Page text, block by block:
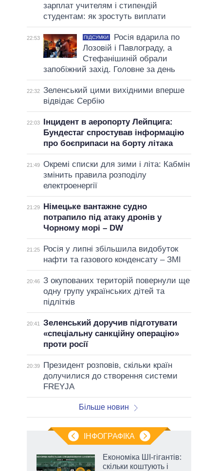
зарплат учителям і стипендій
студентам: як зростуть виплати
22:53 ПІДСУМКИ
Росія вдарила по
Лозовій і Павлограду, а
Стефанішиній обрали
запобіжний захід. Головне за день
22:32 Зеленський цими вихідними вперше
відвідає Сербію
22:03
Інцидент в аеропорту Лейпцига:
Бундестаг спростував інформацію
про боєприпаси на борту літака
21:49 Окремі списки для зими і літа: Кабмін
змінить правила розподілу
електроенергії
21:29
Німецьке вантажне судно
потрапило під атаку дронів у
Чорному морі – DW
21:25
Росія у липні збільшила видобуток
нафти та газового конденсату – ЗМІ
20:46 З окупованих територій повернули ще
одну групу українських дітей та
підлітків
20:41
Зеленський доручив підготувати
«спеціальну санкційну операцію»
проти росії
20:39
Президент розповів, скільки країн
долучилися до створення системи
FREYJA
Більше новин
ІНФОГРАФІКА
Економіка ШІ-гігантів:
скільки коштують і